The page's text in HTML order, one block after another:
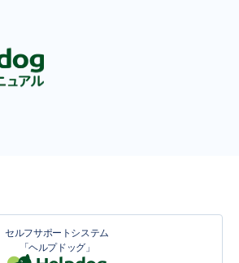
セルフサポートシステム
「ヘルプドッグ」